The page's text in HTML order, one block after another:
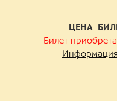
ЦЕНА
Билет
Информация